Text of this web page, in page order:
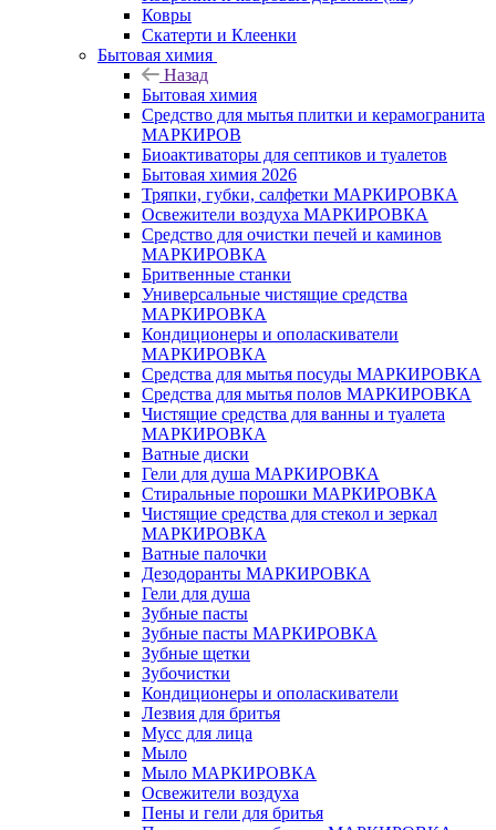
Ковры
Скатерти и Клеенки
Бытовая химия
Назад
Бытовая химия
Средство для мытья плитки и керамогранита
МАРКИРОВ
Биоактиваторы для септиков и туалетов
Бытовая химия 2026
Тряпки, губки, салфетки МАРКИРОВКА
Освежители воздуха МАРКИРОВКА
Средство для очистки печей и каминов
МАРКИРОВКА
Бритвенные станки
Универсальные чистящие средства
МАРКИРОВКА
Кондиционеры и ополаскиватели
МАРКИРОВКА
Средства для мытья посуды МАРКИРОВКА
Средства для мытья полов МАРКИРОВКА
Чистящие средства для ванны и туалета
МАРКИРОВКА
Ватные диски
Гели для душа МАРКИРОВКА
Стиральные порошки МАРКИРОВКА
Чистящие средства для стекол и зеркал
МАРКИРОВКА
Ватные палочки
Дезодоранты МАРКИРОВКА
Гели для душа
Зубные пасты
Зубные пасты МАРКИРОВКА
Зубные щетки
Зубочистки
Кондиционеры и ополаскиватели
Лезвия для бритья
Мусс для лица
Мыло
Мыло МАРКИРОВКА
Освежители воздуха
Пены и гели для бритья